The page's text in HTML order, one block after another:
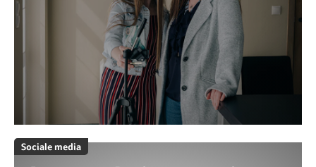
Sociale media